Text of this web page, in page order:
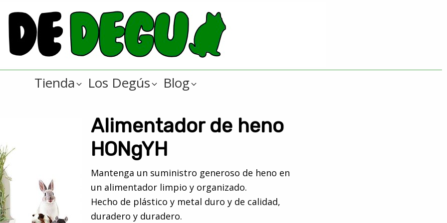
Tienda Los Degús Blog
Alimentador de heno
HONgYH
Mantenga un suministro generoso de heno en
un alimentador limpio y organizado.
Hecho de plástico y metal duro y de calidad,
duradero y duradero.